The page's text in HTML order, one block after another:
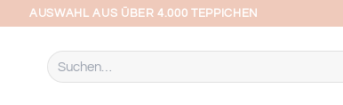
AUSWAHL AUS ÜBER 4.000 TEPPICHEN
Suchen
nach: